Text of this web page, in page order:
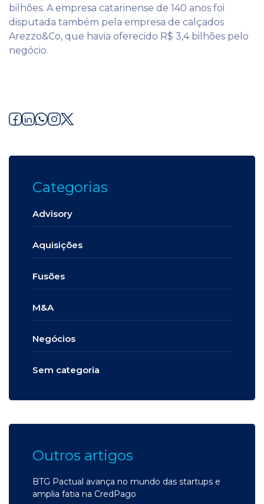
bilhões. A empresa catarinense de 140 anos foi
disputada também pela empresa de calçados
Arezzo&Co, que havia oferecido R$ 3,4 bilhões pelo
negócio.
Categorias
Advisory
Aquisições
Fusões
M&A
Negócios
Sem categoria
Outros artigos
BTG Pactual avança no mundo das startups e
amplia fatia na CredPago